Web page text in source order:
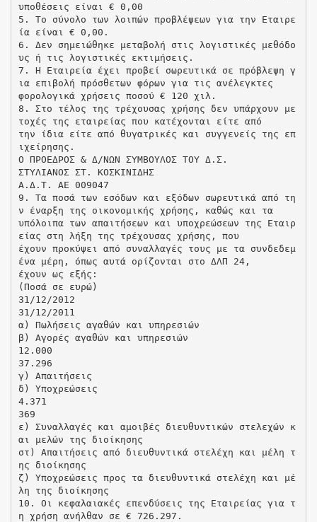
υποθέσεις είναι € 0,00
5. Το σύνολο των λοιπών προβλέψεων για την Εταιρε
ία είναι € 0,00.
6. Δεν σημειώθηκε μεταβολή στις λογιστικές μεθόδο
υς ή τις λογιστικές εκτιμήσεις.
7. Η Εταιρεία έχει προβεί σωρευτικά σε πρόβλεψη γ
ια επιβολή πρόσθετων φόρων για τις ανέλεγκτες
φορολογικά χρήσεις ποσού € 120 χιλ.
8. Στο τέλος της τρέχουσας χρήσης δεν υπάρχουν με
τοχές της εταιρείας που κατέχονται είτε από
την ίδια είτε από θυγατρικές και συγγενείς της επ
ιχείρησης.
Ο ΠΡΟΕΔΡΟΣ & Δ/ΝΩΝ ΣΥΜΒΟΥΛΟΣ ΤΟΥ Δ.Σ.
ΣΤΥΛΙΑΝΟΣ ΣΤ. ΚΟΣΚΙΝΙΔΗΣ
Α.Δ.Τ. ΑΕ 009047
9. Τα ποσά των εσόδων και εξόδων σωρευτικά από τη
ν έναρξη της οικονομικής χρήσης, καθώς και τα
υπόλοιπα των απαιτήσεων και υποχρεώσεων της Εταιρ
είας στη λήξη της τρέχουσας χρήσης, που
έχουν προκύψει από συναλλαγές τους με τα συνδεδεμ
ένα μέρη, όπως αυτά ορίζονται στο ΔΛΠ 24,
έχουν ως εξής:
(Ποσά σε ευρώ)
31/12/2012
31/12/2011
α) Πωλήσεις αγαθών και υπηρεσιών
β) Αγορές αγαθών και υπηρεσιών
12.000
37.296
γ) Απαιτήσεις
δ) Υποχρεώσεις
4.371
369
ε) Συναλλαγές και αμοιβές διευθυντικών στελεχών κ
αι μελών της διοίκησης
στ) Απαιτήσεις από διευθυντικά στελέχη και μέλη τ
ης διοίκησης
ζ) Υποχρεώσεις προς τα διευθυντικά στελέχη και μέ
λη της διοίκησης
10. Οι κεφαλαιακές επενδύσεις της Εταιρείας για τ
η χρήση ανήλθαν σε € 726.297.